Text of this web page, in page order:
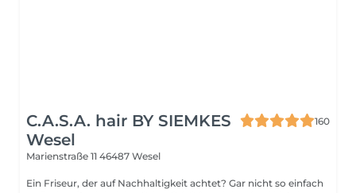
C.A.S.A. hair BY SIEMKES
Wesel
160
Marienstraße 11 46487 Wesel
Ein Friseur, der auf Nachhaltigkeit achtet? Gar nicht so einfach